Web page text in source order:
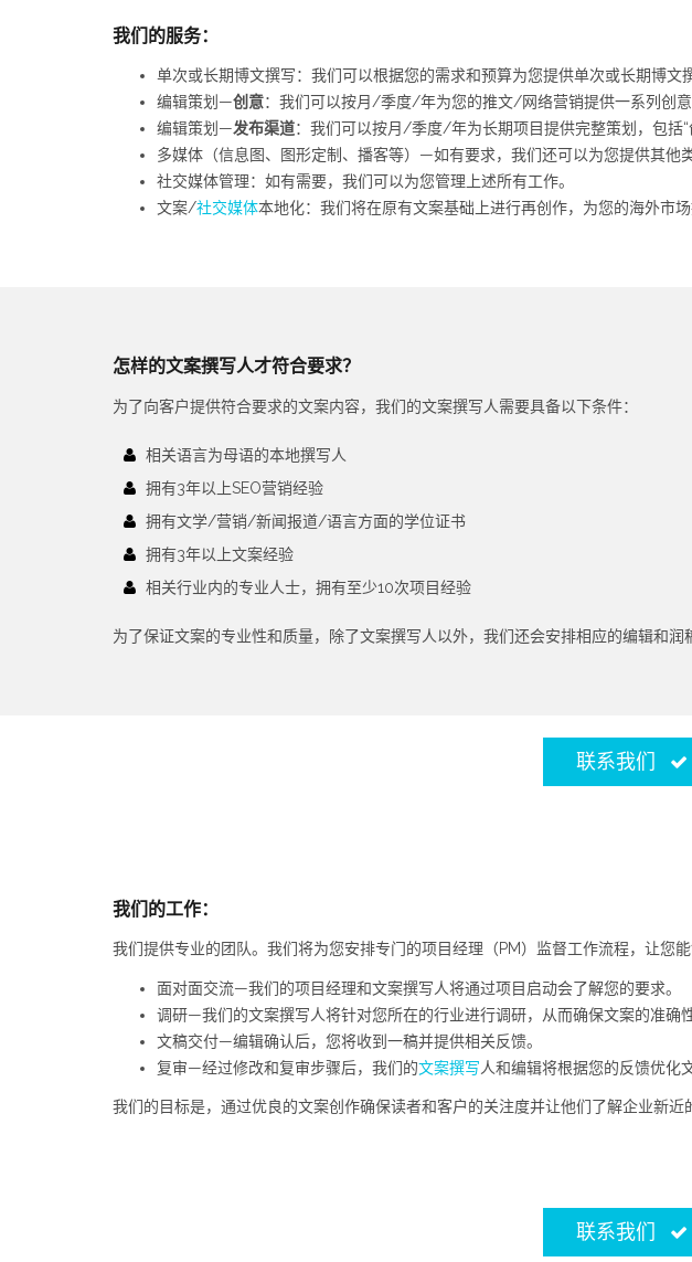
我们的服务：
单次或长期博文撰写：我们可以根据您的需求和预算为您提供单次或长期博文
编辑策划—创意：我们可以按月/季度/年为您的推文/网络营销提供一系列创意
编辑策划—发布渠道：我们可以按月/季度/年为长期项目提供完整策划，包括“
多媒体（信息图、图形定制、播客等）—如有要求，我们还可以为您提供其他
社交媒体管理：如有需要，我们可以为您管理上述所有工作。
文案/社交媒体本地化：我们将在原有文案基础上进行再创作，为您的海外市
怎样的文案撰写人才符合要求？
为了向客户提供符合要求的文案内容，我们的文案撰写人需要具备以下条件：
相关语言为母语的本地撰写人
拥有3年以上SEO营销经验
拥有文学/营销/新闻报道/语言方面的学位证书
拥有3年以上文案经验
相关行业内的专业人士，拥有至少10次项目经验
为了保证文案的专业性和质量，除了文案撰写人以外，我们还会安排相应的编辑和润
联系我们
我们的工作：
我们提供专业的团队。我们将为您安排专门的项目经理（PM）监督工作流程，让您
面对面交流—我们的项目经理和文案撰写人将通过项目启动会了解您的要求。
调研—我们的文案撰写人将针对您所在的行业进行调研，从而确保文案的准确
文稿交付—编辑确认后，您将收到一稿并提供相关反馈。
复审—经过修改和复审步骤后，我们的文案撰写人和编辑将根据您的反馈优化
我们的目标是，通过优良的文案创作确保读者和客户的关注度并让他们了解企业新
联系我们